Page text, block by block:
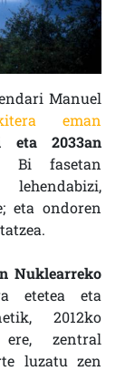
Manuel
eman
eta 2033an
Bi fasetan
eta ondoren
Nuklearreko
etetea eta
2012ko
zentral
luzatu zen